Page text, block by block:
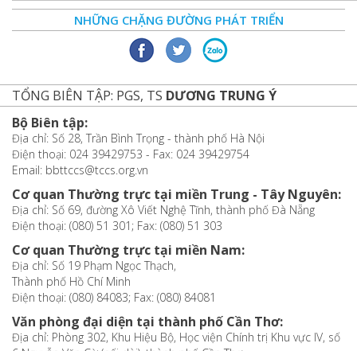
NHỮNG CHẶNG ĐƯỜNG PHÁT TRIỂN
TỔNG BIÊN TẬP: PGS, TS DƯƠNG TRUNG Ý
Bộ Biên tập:
Địa chỉ: Số 28, Trần Bình Trọng - thành phố Hà Nội
Điện thoại: 024 39429753 - Fax: 024 39429754
Email: bbttccs@tccs.org.vn
Cơ quan Thường trực tại miền Trung - Tây Nguyên:
Địa chỉ: Số 69, đường Xô Viết Nghệ Tĩnh, thành phố Đà Nẵng
Điện thoại: (080) 51 301; Fax: (080) 51 303
Cơ quan Thường trực tại miền Nam:
Địa chỉ: Số 19 Phạm Ngọc Thạch,
Thành phố Hồ Chí Minh
Điện thoại: (080) 84083; Fax: (080) 84081
Văn phòng đại diện tại thành phố Cần Thơ:
Địa chỉ: Phòng 302, Khu Hiệu Bộ, Học viện Chính trị Khu vực IV, số